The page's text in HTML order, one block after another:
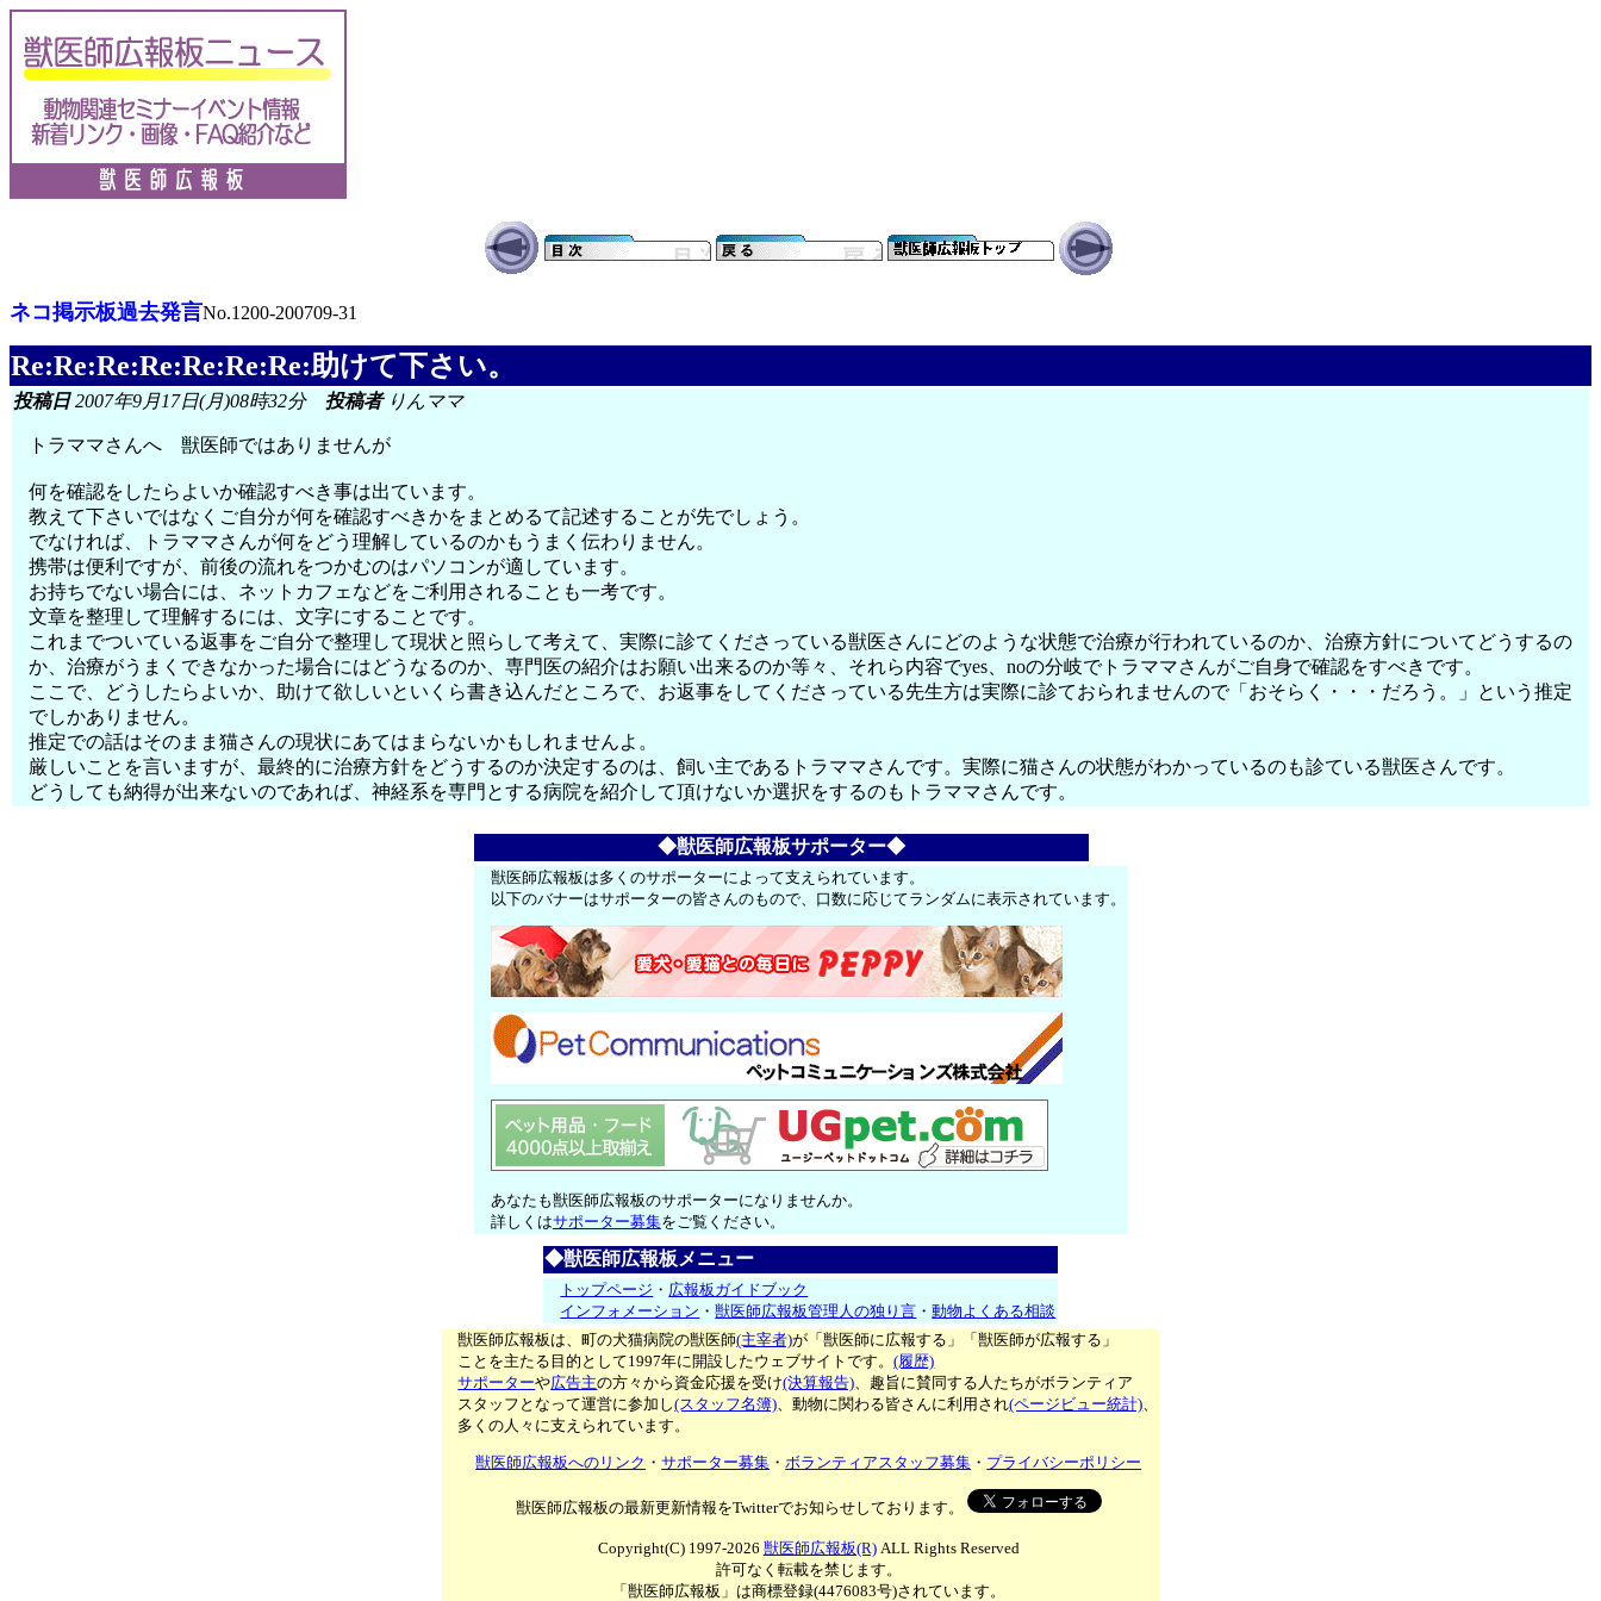
ネコ掲示板過去発言No.1200-200709-31
Re:Re:Re:Re:Re:Re:Re:助けて下さい。
投稿日2007年9月17日(月)08時32分 投稿者りんママ
トラママさんへ 獣医師ではありませんが
何を確認をしたらよいか確認すべき事は出ています。
教えて下さいではなくご自分が何を確認すべきかをまとめるて記述することが先でしょう。
でなければ、トラママさんが何をどう理解しているのかもうまく伝わりません。
携帯は便利ですが、前後の流れをつかむのはパソコンが適しています。
お持ちでない場合には、ネットカフェなどをご利用されることも一考です。
文章を整理して理解するには、文字にすることです。
これまでついている返事をご自分で整理して現状と照らして考えて、実際に診てくださっている獣医さんにどのような状態で治療が行われているのか、治療方針についてどうするの
か、治療がうまくできなかった場合にはどうなるのか、専門医の紹介はお願い出来るのか等々、それら内容でyes、noの分岐でトラママさんがご自身で確認をすべきです。
ここで、どうしたらよいか、助けて欲しいといくら書き込んだところで、お返事をしてくださっている先生方は実際に診ておられませんので「おそらく・・・だろう。」という推定
でしかありません。
推定での話はそのまま猫さんの現状にあてはまらないかもしれませんよ。
厳しいことを言いますが、最終的に治療方針をどうするのか決定するのは、飼い主であるトラママさんです。実際に猫さんの状態がわかっているのも診ている獣医さんです。
どうしても納得が出来ないのであれば、神経系を専門とする病院を紹介して頂けないか選択をするのもトラママさんです。
◆獣医師広報板サポーター◆
獣医師広報板は多くのサポーターによって支えられています。
以下のバナーはサポーターの皆さんのもので、口数に応じてランダムに表示されています。
あなたも獣医師広報板のサポーターになりませんか。
詳しくはサポーター募集をご覧ください。
◆獣医師広報板メニュー
トップページ ・ 広報板ガイドブック
インフォメーション ・獣医師広報板管理人の独り言 ・動物よくある相談
獣医師広報板は、町の犬猫病院の獣医師(主宰者)が「獣医師に広報する」「獣医師が広報する」
ことを主たる目的として1997年に開設したウェブサイトです。(履歴)
サポーターや広告主の方々から資金応援を受け(決算報告)、趣旨に賛同する人たちがボランティア
スタッフとなって運営に参加し(スタッフ名簿)、動物に関わる皆さんに利用され(ページビュー統計)、
多くの人々に支えられています。
獣医師広報板へのリンク ・サポーター募集 ・ボランティアスタッフ募集 ・ プライバシーポリシー
獣医師広報板の最新更新情報をTwitterでお知らせしております。
Copyright(C) 1997-2026 獣医師広報板(R)ALL Rights Reserved
許可なく転載を禁じます。
「獣医師広報板」は商標登録(4476083号)されています。